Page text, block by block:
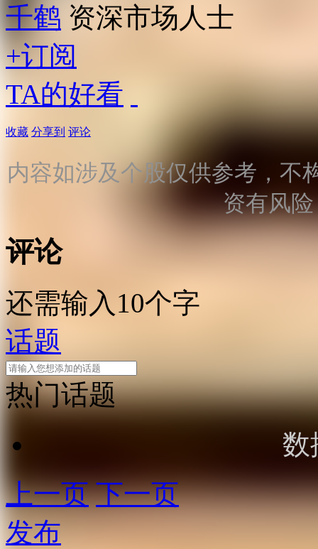
千鹤 资深市场人士
+订阅
TA的好看
收藏 分享到 评论
内容如涉及个股仅供参考，不
资有风
评论
还需输入10个字
话题
热门话题
数
上一页 下一页
发布